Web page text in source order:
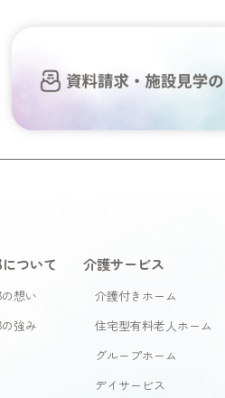
ついて
想い
強み
介護サービス
介護付きホーム
住宅型有料老人ホーム
グループホーム
デイサービス